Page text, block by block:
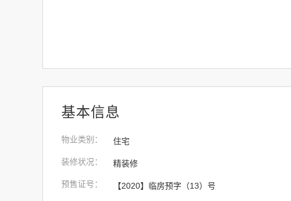
基本信息
物业类别 ： 住宅
装修状况： 精装修
预售证号： 【2020】临房预字（13）号